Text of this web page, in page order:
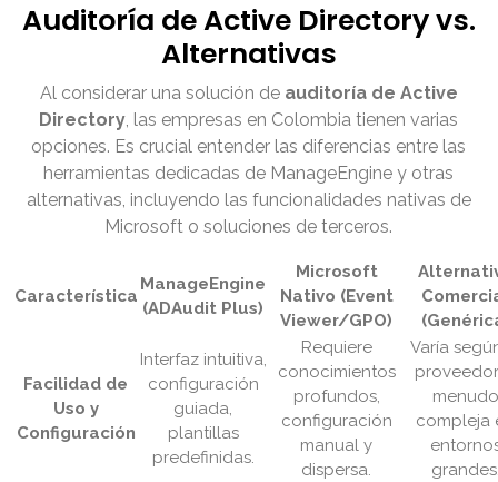
Auditoría de Active Directory vs.
Alternativas
Al considerar una solución de auditoría de Active
Directory, las empresas en Colombia tienen varias
opciones. Es crucial entender las diferencias entre las
herramientas dedicadas de ManageEngine y otras
alternativas, incluyendo las funcionalidades nativas de
Microsoft o soluciones de terceros.
Característica
ManageEngine
(ADAudit Plus)
Microsoft
Nativo (Event
Viewer/GPO)
Facilidad de
Uso y
Configuración
Interfaz intuitiva,
configuración
guiada,
plantillas
predefinidas.
Requiere
conocimientos
profundos,
configuración
manual y
dispersa.
Varía
menudo
compleja